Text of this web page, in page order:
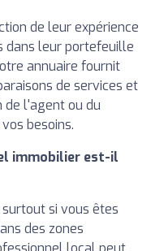
de leur expérience
dans leur portefeuille
annuaire fournit
de services et
de l'agent ou du
besoins.
immobilier est-il
si vous êtes
des zones